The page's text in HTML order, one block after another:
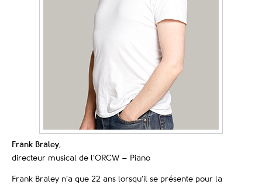
Frank Braley,
directeur musical de l’ORCW – Piano
Frank Braley n’a que 22 ans lorsqu’il se présente pour la